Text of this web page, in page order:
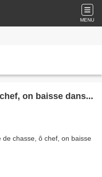
MENU
on baisse dans...